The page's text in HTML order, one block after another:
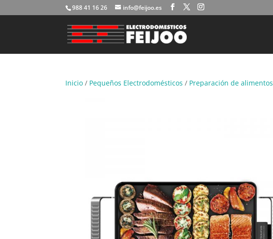
988 41 16 26 info@feijoo.es
Inicio / Pequeños Electrodomésticos / Preparación de alimentos